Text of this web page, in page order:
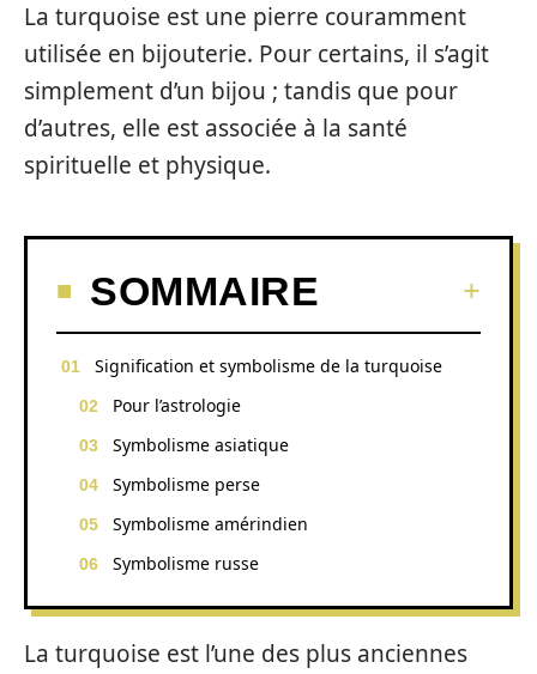
La turquoise est une pierre couramment
utilisée en bijouterie. Pour certains, il s’agit
simplement d’un bijou ; tandis que pour
d’autres, elle est associée à la santé
spirituelle et physique.
SOMMAIRE
Signification et symbolisme de la turquoise
Pour l’astrologie
Symbolisme asiatique
Symbolisme perse
Symbolisme amérindien
Symbolisme russe
La turquoise est l’une des plus anciennes